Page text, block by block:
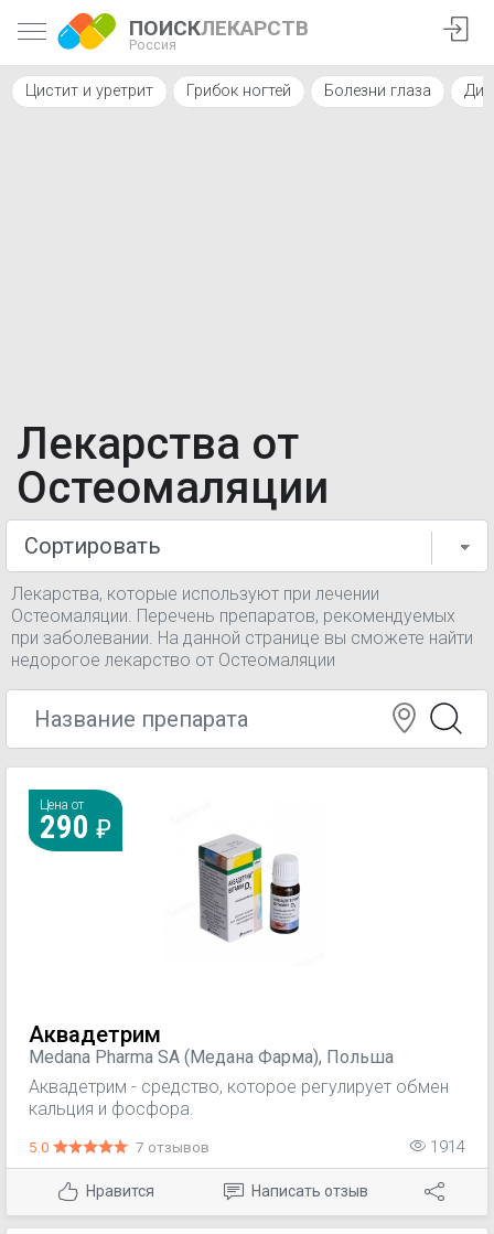
ПОИСКЛЕКАРСТВ
Россия
Цистит и уретрит Грибок ногтей Болезни глаза
Лекарства от
Остеомаляции
Лекарства, которые используют при лечении
Остеомаляции. Перечень препаратов, рекомендуемых
при заболевании. На данной странице вы сможете найти
недорогое лекарство от Остеомаляции
Цена от
290
Аквадетрим
Medana Pharma SA (Медана Фарма), Польша
Аквадетрим - средство, которое регулирует обмен
кальция и фосфора.
5.0 7 отзывов 1914
Нравится Написать отзыв